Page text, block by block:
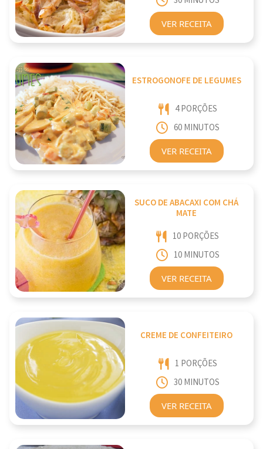
VER RECEITA
ESTROGONOFE DE LEGUMES
4 PORÇÕES
60 MINUTOS
VER RECEITA
SUCO DE ABACAXI COM CHÁ
MATE
10 PORÇÕES
10 MINUTOS
VER RECEITA
CREME DE CONFEITEIRO
1 PORÇÕES
30 MINUTOS
VER RECEITA